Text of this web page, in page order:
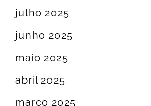
julho 2025
junho 2025
maio 2025
abril 2025
março 2025